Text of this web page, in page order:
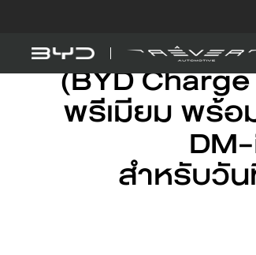
Models DM-i
Explore BYD
ข้อกำหนดแ
(BYD
พรีเมียม พร้อ
สำหรับวั